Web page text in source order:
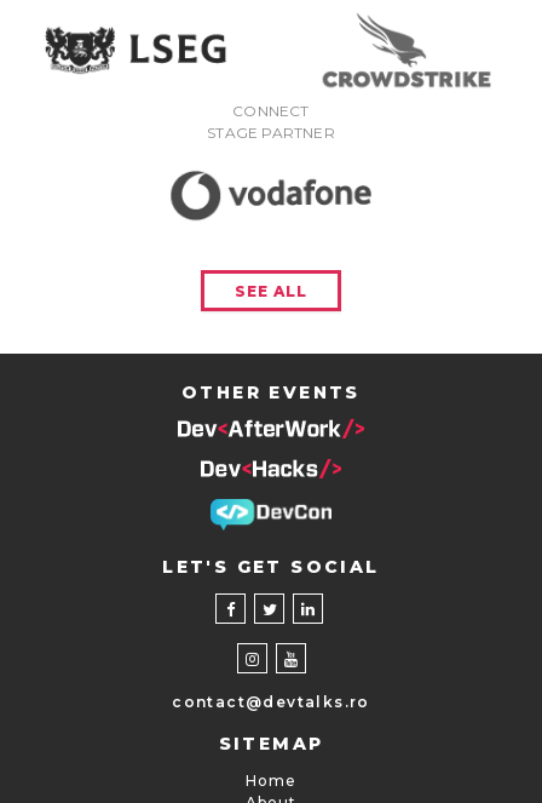
CONNECT
STAGE PARTNER
SEE ALL
OTHER EVENTS
LET'S GET SOCIAL
contact@devtalks.ro
SITEMAP
Home